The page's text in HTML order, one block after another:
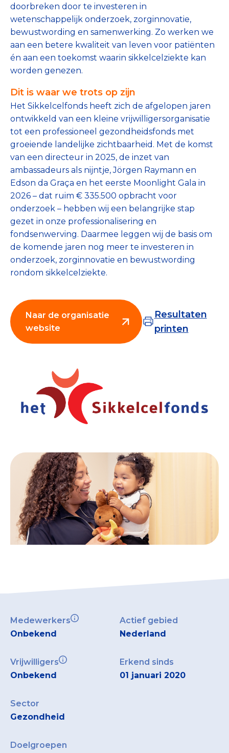
Check keurmerk goede doelen
Collecterooster/wervingrooster
Nieuws
Over het CBF
Veelgestelde vragen
Register Erkende Donatieplatformen
doorbreken door te investeren in
wetenschappelijk onderzoek, zorginnovatie,
bewustwording en samenwerking. Zo werken we
aan een betere kwaliteit van leven voor patiënten
én aan een toekomst waarin sikkelcelziekte kan
worden genezen.
Dit is waar we trots op zijn
Het Sikkelcelfonds heeft zich de afgelopen jaren
ontwikkeld van een kleine vrijwilligersorganisatie
tot een professioneel gezondheidsfonds met
groeiende landelijke zichtbaarheid. Met de komst
van een directeur in 2025, de inzet van
ambassadeurs als nijntje, Jörgen Raymann en
Edson da Graça en het eerste Moonlight Gala in
2026 – dat ruim € 335.500 opbracht voor
onderzoek – hebben wij een belangrijke stap
gezet in onze professionalisering en
fondsenwerving. Daarmee leggen wij de basis om
de komende jaren nog meer te investeren in
onderzoek, zorginnovatie en bewustwording
rondom sikkelcelziekte.
Naar de organisatie
website
Resultaten
printen
Medewerkers
Onbekend
Actief gebied
Nederland
Vrijwilligers
Onbekend
Erkend sinds
01 januari 2020
Sector
Gezondheid
Doelgroepen